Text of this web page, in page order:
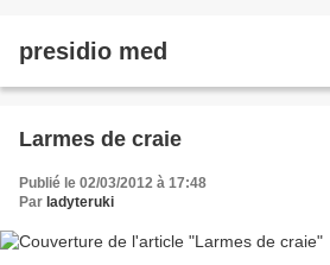
presidio med
Larmes de craie
Publié le 02/03/2012 à 17:48
Par ladyteruki